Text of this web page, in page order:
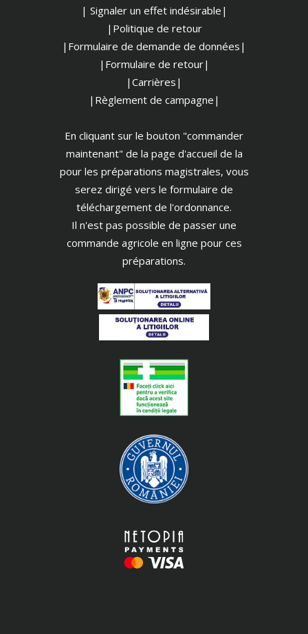
| Signaler un effet indésirable|
|Politique de retour
|Formulaire de demande de données|
|Formulaire de retour|
|Carrières|
|Règlement de campagne|
En cliquant sur le bouton "commander
maintenant" de la page d'accueil de la
pour les préparations magistrales, vous
serez dirigé vers le formulaire de
téléchargement de l'ordonnance.
Il n'est pas possible de passer une
commande agricole en ligne pour ces
préparations.